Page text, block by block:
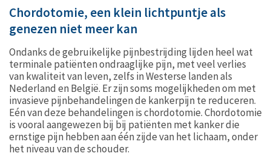
Chordotomie, een klein lichtpuntje als
genezen niet meer kan
Ondanks de gebruikelijke pijnbestrijding lijden heel wat
terminale patiënten ondraaglijke pijn, met veel verlies
van kwaliteit van leven, zelfs in Westerse landen als
Nederland en België. Er zijn soms mogelijkheden om met
invasieve pijnbehandelingen de kankerpijn te reduceren.
Eén van deze behandelingen is chordotomie. Chordotomie
is vooral aangewezen bij bij patiënten met kanker die
ernstige pijn hebben aan één zijde van het lichaam, onder
het niveau van de schouder.